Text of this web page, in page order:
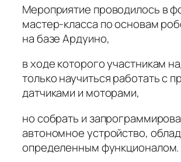
Мероприятие проводилось в
мастер-класса по основам
на базе Ардуино,
в ходе которого участникам
только научиться работать с
датчиками и моторами,
но собрать и
автономное устройство,
определенным функционалом.